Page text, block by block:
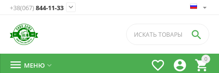
+38(067)844-11-33 
0




 МЕНЮ 